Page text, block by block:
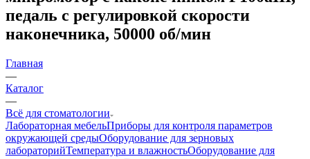
педаль с регулировкой скорости
наконечника, 50000 об/мин
Главная
—
Каталог
—
Всё для стоматологии
Лабораторная мебельПриборы для контроля параметров
окружающей средыОборудование для зерновых
лабораторийТемпература и влажностьОборудование для